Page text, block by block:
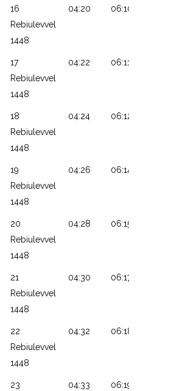
16
Rebiulevvel
1448
04:20 06:10
17
Rebiulevvel
1448
04:22 06:11
18
Rebiulevvel
1448
04:24 06:12
19
Rebiulevvel
1448
04:26 06:14
20
Rebiulevvel
1448
04:28 06:15
21
Rebiulevvel
1448
04:30 06:17
22
Rebiulevvel
1448
04:32 06:18
23
04:33 06:19